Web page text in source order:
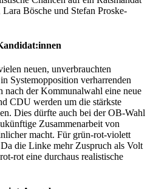
Bösche und Stefan Proske-
neuen, unverbrauchten
Systemopposition verharrenden
der Kommunalwahl eine neue
CDU werden um die stärkste
Dies dürfte auch bei der OB-Wahl
Zusammenarbeit von
macht. Für grün-rot-violett
die Linke mehr Zuspruch als Volt
rot eine durchaus realistische